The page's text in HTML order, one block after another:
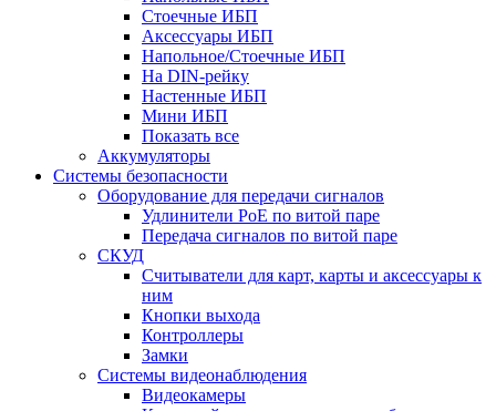
Стоечные ИБП
Аксессуары ИБП
Напольное/Стоечные ИБП
На DIN-рейку
Настенные ИБП
Мини ИБП
Показать все
Аккумуляторы
Системы безопасности
Оборудование для передачи сигналов
Удлинители PoE по витой паре
Передача сигналов по витой паре
СКУД
Считыватели для карт, карты и аксессуары к
ним
Кнопки выхода
Контроллеры
Замки
Системы видеонаблюдения
Видеокамеры